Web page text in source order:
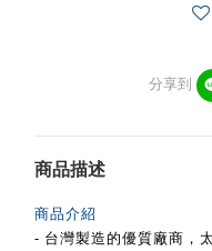
分享到
商品描述
商品介紹
- 台灣製造的優質廠商，